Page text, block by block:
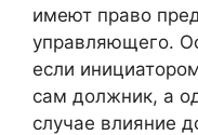
имеют право
управляющего.
если
сам должник, а
случае влияние